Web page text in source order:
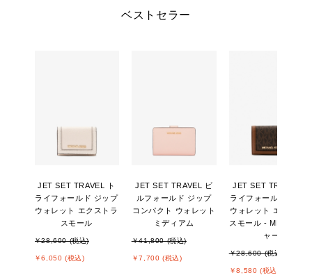
ベストセラー
JET SET TRAVEL ト
ライフォールド ジップ
ウォレット エクストラ
スモール
￥28,600 (税込)
￥6,050 (税込)
JET SET TRAVEL ビ
ルフォールド ジップ
コンパクト ウォレット
ミディアム
￥41,800 (税込)
￥7,700 (税込)
JET SET TRAVEL ト
ライフォールド ジッ
ウォレット エクスト
スモール - MKシグネ
ャー
￥28,600 (税込)
￥8,580 (税込)